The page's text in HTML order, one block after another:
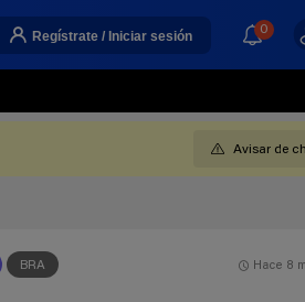
Regístrate / Iniciar sesión 0
Avisar de
BRA Hace 8